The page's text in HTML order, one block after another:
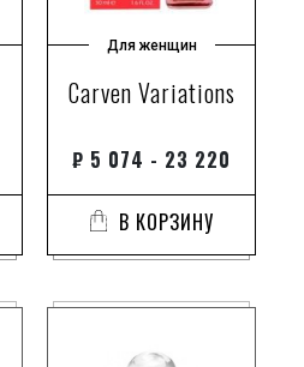
Для женщин
Carven Variations
₽ 5 074 - 23 220
В КОРЗИНУ